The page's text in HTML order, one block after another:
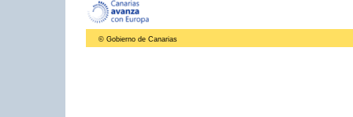
© Gobierno de Canarias